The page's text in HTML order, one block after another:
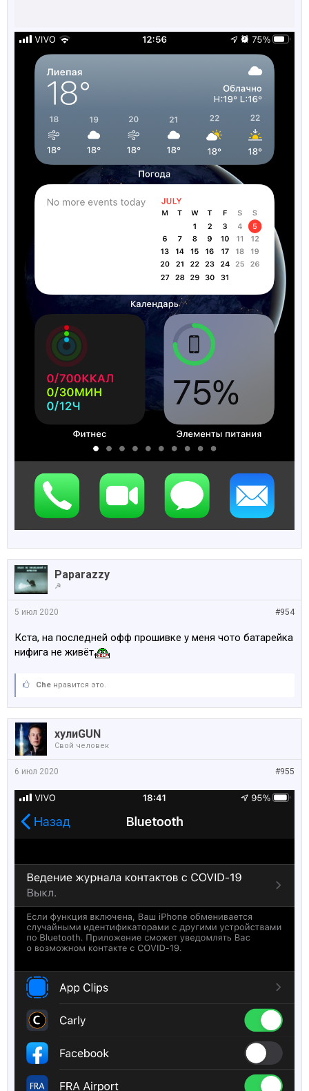
Paparazzy
☭
#954
5 июл 2020
Кста, на последней офф прошивке у меня чото батарейка
нифига не живёт
Che нравится это.
хулиGUN
Свой человек
#955
6 июл 2020